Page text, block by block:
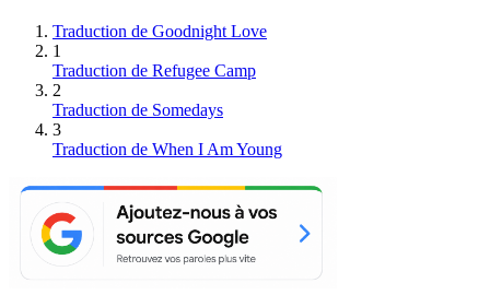
Traduction de Goodnight Love
1
Traduction de Refugee Camp
2
Traduction de Somedays
3
Traduction de When I Am Young